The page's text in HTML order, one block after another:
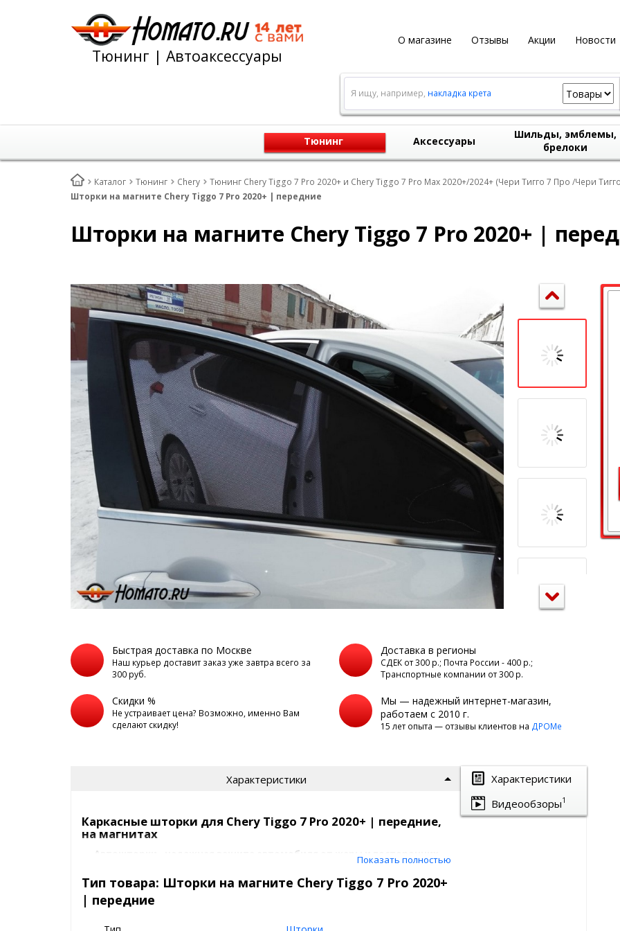
О магазине Отзывы Акции Новости
Тюнинг | Автоаксессуары
Я ищу, например, накладка крета
Тюнинг Аксессуары
Шильды, эмблемы,
брелоки
Каталог Тюнинг Chery
Тюнинг Chery Tiggo 7 Pro 2020+ и Chery Tiggo 7 Pro Max 2020+/2024+ (Чери Тигго 7 Про /Чери
Шторки на магните Chery Tiggo 7 Pro 2020+ | передние
Шторки на магните Chery Tiggo 7 Pro 2020+ |
Быстрая доставка по Москве
Наш курьер доставит заказ уже завтра всего за
300 руб.
Доставка в регионы
СДЕК от 300 р.; Почта России - 400 р.;
Транспортные компании от 300 р.
Скидки %
Не устраивает цена? Возможно, именно Вам
сделают скидку!
Мы — надежный интернет-магазин,
работаем с 2010 г.
15 лет опыта — отзывы клиентов на ДРОМе
Характеристики
Видеообзоры1
Характеристики
Каркасные шторки для Chery Tiggo 7 Pro 2020+ | передние,
на магнитах
Автошторки - надежная защита автомобиля от жары и посторонних
Лучшая альтернатива тонировке.
Показать полностью
Тип товара: Шторки на магните Chery Tiggo 7 Pro 2020+
| передние